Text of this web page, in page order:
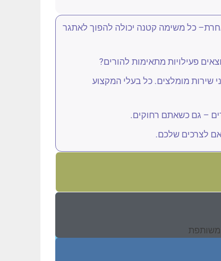
כל משימה קטנה יכולה להפוך לאתגר
פעילויות מתאימות להורים?
שירות מומלצים. כל בעלי המקצוע
– גם כשאתם רחוקים.
לצרכים שלכם.
משותפת